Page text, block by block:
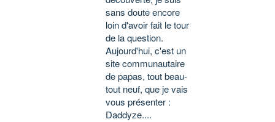
sans doute encore
loin d'avoir fait le tour
de la question.
Aujourd'hui, c'est un
site communautaire
de papas, tout beau-
tout neuf, que je vais
vous présenter :
Daddyze....